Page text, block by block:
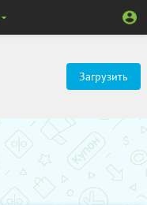
Загрузить